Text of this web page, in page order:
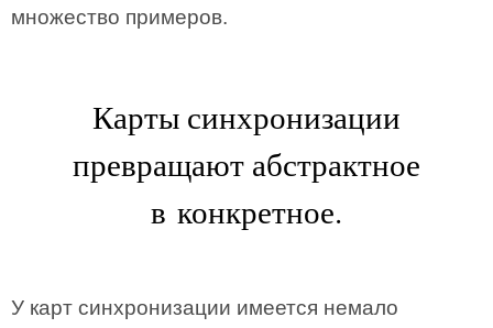
множество примеров.
Карты синхронизации
превращают абстрактное
в конкретное.
У карт синхронизации имеется немало